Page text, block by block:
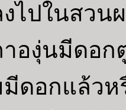
ไปในสวน
าองุ่นมีดอ
ดอกแล้วห